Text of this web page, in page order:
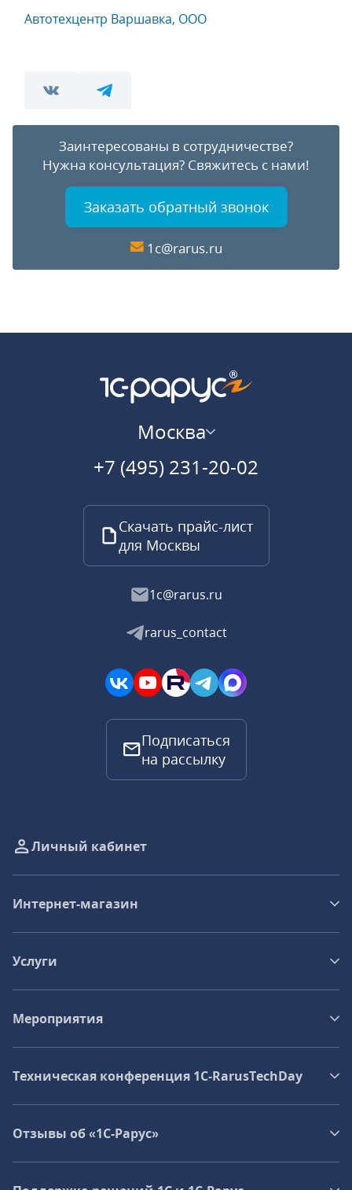
Автотехцентр Варшавка, ООО
Заинтересованы в сотрудничестве?
Нужна консультация? Свяжитесь с нами!
Заказать обратный звонок
1c@rarus.ru
Москва
+7 (495) 231-20-02
Скачать прайс-лист
для Москвы
1c@rarus.ru
rarus_contact
Подписаться
на рассылку
Личный кабинет
Интернет-магазин
Услуги
Мероприятия
Техническая конференция 1C‑RarusTechDay
Отзывы об «1С-Рарус»